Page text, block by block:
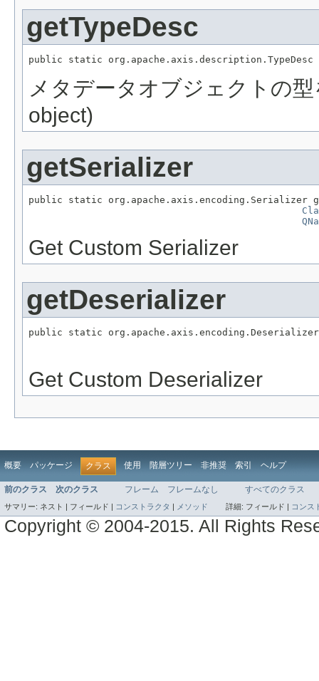
getTypeDesc
public static org.apache.axis.description.TypeDesc
メタデータオブジェクトの
object)
getSerializer
public static org.apache.axis.encoding.Serializer
Get Custom Serializer
getDeserializer
public static
Get Custom Deserializer
概要 パッケージ クラス 使用 階層ツリー 非推奨 索引 ヘルプ
前のクラス 次のクラス フレーム フレームなし すべてのクラス
サマリー: ネスト | フィールド | コンストラクタ メソッド 詳細: フィールド | コンス
Copyright © 2004-2015. All Rights